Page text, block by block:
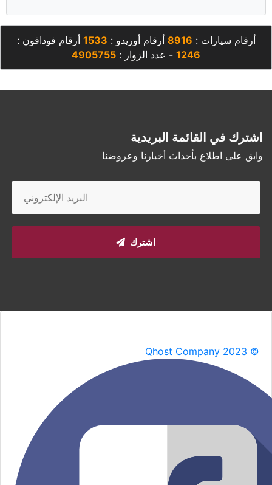
أرقام سيارات : 8916 أرقام أوريدو : 1533 أرقام فودافون :
1246 - عدد الزوار : 4905755
اشترك في القائمة البريدية
وابق على اطلاع بأحداث أخبارنا وعروضنا
اشترك
Qhost Company 2023 ©